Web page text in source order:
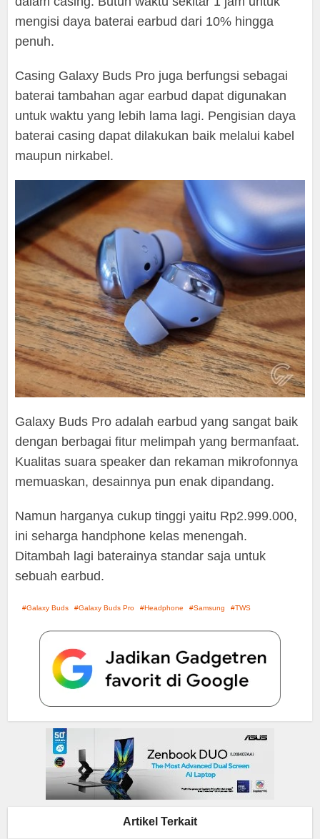
mengisi daya baterai earbud dari 10% hingga
penuh.
Casing Galaxy Buds Pro juga berfungsi sebagai
baterai tambahan agar earbud dapat digunakan
untuk waktu yang lebih lama lagi. Pengisian daya
baterai casing dapat dilakukan baik melalui kabel
maupun nirkabel.
Galaxy Buds Pro adalah earbud yang sangat baik
dengan berbagai fitur melimpah yang bermanfaat.
Kualitas suara speaker dan rekaman mikrofonnya
memuaskan, desainnya pun enak dipandang.
Namun harganya cukup tinggi yaitu Rp2.999.000,
ini seharga handphone kelas menengah.
Ditambah lagi baterainya standar saja untuk
sebuah earbud.
Galaxy Buds Galaxy Buds Pro Headphone Samsung TWS
Artikel Terkait